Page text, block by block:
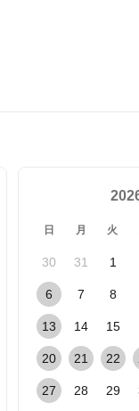
日 月 火
30 31 1
6 7 8
13 14 15
20 21 22
27 28 29